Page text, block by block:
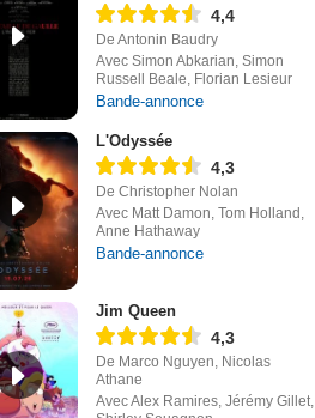
4,4
De Antonin Baudry
Avec Simon Abkarian, Simon
Russell Beale, Florian Lesieur
Bande-annonce
L'Odyssée
4,3
De Christopher Nolan
Avec Matt Damon, Tom Holland,
Anne Hathaway
Bande-annonce
Jim Queen
4,3
De Marco Nguyen, Nicolas
Athane
Avec Alex Ramires, Jérémy Gillet,